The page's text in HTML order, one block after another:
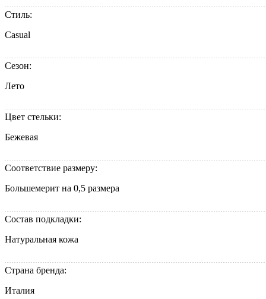
Стиль:
Casual
Сезон:
Лето
Цвет стельки:
Бежевая
Соответствие размеру:
Большемерит на 0,5 размера
Состав подкладки:
Натуральная кожа
Страна бренда:
Италия